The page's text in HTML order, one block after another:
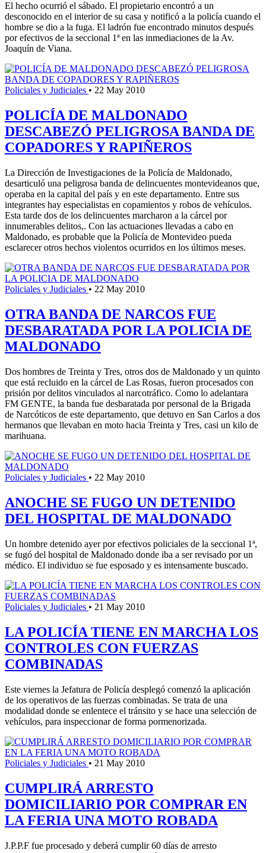
El hecho ocurrió el sábado. El propietario encontró a un
desconocido en el interior de su casa y notificó a la policía cuando el
hombre se dio a la fuga. El ladrón fue encontrado minutos después
por efectivos de la seccional 1ª en las inmediaciones de la Av.
Joaquín de Viana.
Policiales y Judiciales • 22 May 2010
POLICÍA DE MALDONADO
DESCABEZÓ PELIGROSA BANDA DE
COPADORES Y RAPIÑEROS
La Dirección de Investigaciones de la Policía de Maldonado,
desarticuló una peligrosa banda de delincuentes montevideanos que,
operaba en la capital del país y en este departamento. Entre sus
integrantes hay especialistas en copamientos y robos de vehículos.
Esta tarde dos de los delincuentes marcharon a la cárcel por
innumerables delitos,. Con las actuaciones llevadas a cabo en
Maldonado, es probable que la Policía de Montevideo pueda
esclarecer otros hechos violentos ocurridos en los últimos meses.
Policiales y Judiciales • 22 May 2010
OTRA BANDA DE NARCOS FUE
DESBARATADA POR LA POLICIA DE
MALDONADO
Dos hombres de Treinta y Tres, otros dos de Maldonado y un quinto
que está recluido en la cárcel de Las Rosas, fueron procesados con
prisión por delitos vinculados al narcotráfico. Como lo adelantara
FM GENTE, la banda fue desbaratada por personal de la Brigada
de Narcóticos de este departamento, que detuvo en San Carlos a dos
hermanos que llevaban en moto hacia Treinta y Tres, casi un kilo de
marihuana.
Policiales y Judiciales • 22 May 2010
ANOCHE SE FUGO UN DETENIDO
DEL HOSPITAL DE MALDONADO
Un hombre detenido ayer por efectivos policiales de la seccional 1ª,
se fugó del hospital de Maldonado donde iba a ser revisado por un
médico. El individuo se fue esposado y es intensamente buscado.
Policiales y Judiciales • 21 May 2010
LA POLICÍA TIENE EN MARCHA LOS
CONTROLES CON FUERZAS
COMBINADAS
Este viernes la Jefatura de Policía desplegó comenzó la aplicación
de los operativos de las fuerzas combinadas. Se trata de una
modalidad donde se enlentece el tránsito y se hace una selección de
vehículos, para inspeccionar de forma pormenorizada.
Policiales y Judiciales • 21 May 2010
CUMPLIRÁ ARRESTO
DOMICILIARIO POR COMPRAR EN
LA FERIA UNA MOTO ROBADA
J.P.P.F fue procesado y deberá cumplir 60 días de arresto